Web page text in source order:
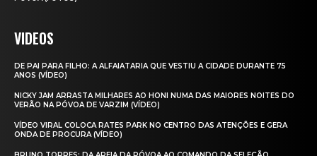
VIDEOS
DE PAI PARA FILHO: A ALFAIATARIA QUE VESTIU A CIDADE DURANTE 75
ANOS (VÍDEO)
NICKY JAM ARRASTA MILHARES AO HONI NUMA DAS MAIORES NOITES DO
VERÃO NA PÓVOA DE VARZIM (VÍDEO)
VÍDEO VIRAL COLOCA RATES PARK NO CENTRO DAS ATENÇÕES E GERA
ONDA DE PROCURA (VÍDEO)